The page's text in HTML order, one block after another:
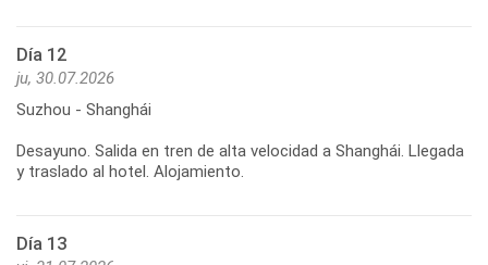
Día 12
ju, 30.07.2026
Suzhou - Shanghái
Desayuno. Salida en tren de alta velocidad a Shanghái. Llegada
Día 13